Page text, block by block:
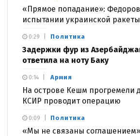
«Прямое попадание»:
испытании украинской ракеты
Политика
Задержки фур из
ответила на ноту Баку
0:29
Армия
На острове Кешм прогремели
КСИР проводит операцию
0:14
Политика
«Мы не связаны
0:09